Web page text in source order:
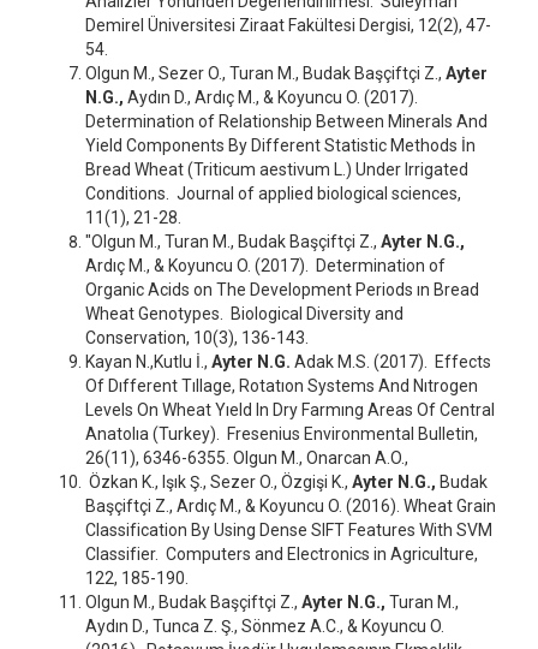
Demirel Üniversitesi Ziraat Fakültesi Dergisi, 12(2), 47-
54.
Olgun M., Sezer O., Turan M., Budak Başçiftçi Z., Ayter
N.G., Aydın D., Ardıç M., & Koyuncu O. (2017).
Determination of Relationship Between Minerals And
Yield Components By Different Statistic Methods İn
Bread Wheat (Triticum aestivum L.) Under Irrigated
Conditions. Journal of applied biological sciences,
11(1), 21-28.
"Olgun M., Turan M., Budak Başçiftçi Z., Ayter N.G.,
Ardıç M., & Koyuncu O. (2017). Determination of
Organic Acids on The Development Periods ın Bread
Wheat Genotypes. Biological Diversity and
Conservation, 10(3), 136-143.
Kayan N.,Kutlu İ., Ayter N.G. Adak M.S. (2017). Effects
Of Dıfferent Tıllage, Rotatıon Systems And Nıtrogen
Levels On Wheat Yıeld In Dry Farmıng Areas Of Central
Anatolıa (Turkey). Fresenius Environmental Bulletin,
26(11), 6346-6355. Olgun M., Onarcan A.O.,
Özkan K., Işık Ş., Sezer O., Özgişi K., Ayter N.G., Budak
Başçiftçi Z., Ardıç M., & Koyuncu O. (2016). Wheat Grain
Classification By Using Dense SIFT Features With SVM
Classifier. Computers and Electronics in Agriculture,
122, 185-190.
Olgun M., Budak Başçiftçi Z., Ayter N.G., Turan M.,
Aydın D., Tunca Z. Ş., Sönmez A.C., & Koyuncu O.